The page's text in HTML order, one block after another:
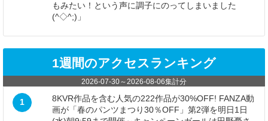
もみたい！という声に調子にのってしまいました
(^◇^;)」
1週間のアクセスランキング
2026-07-30～2026-08-06集計分
1
8KVR作品を含む人気の222作品が30%OFF! FANZA動
画が「春のパンツまつり30％OFF」第2弾を明日1日